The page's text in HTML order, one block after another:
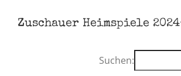
Zuschauer Heimspiele
Suchen: